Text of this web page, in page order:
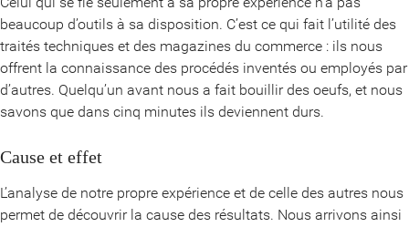
beaucoup d’outils à sa disposition. C’est ce qui fait l’utilité des
traités techniques et des magazines du commerce : ils nous
offrent la connaissance des procédés inventés ou employés par
d’autres. Quelqu’un avant nous a fait bouillir des oeufs, et nous
savons que dans cinq minutes ils deviennent durs.
Cause et effet
L’analyse de notre propre expérience et de celle des autres nous
permet de découvrir la cause des résultats. Nous arrivons ainsi